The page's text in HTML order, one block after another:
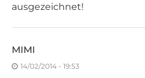
ausgezeichnet!
MIMI
14/02/2014 - 19:53